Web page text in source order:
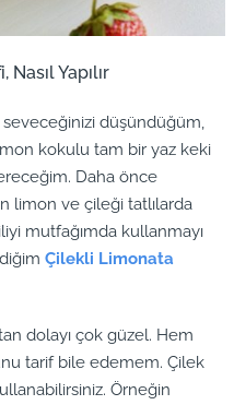
Yapılır
düşündüğüm,
kokulu tam bir yaz keki
Daha önce
limon ve çileği tatlılarda
mutfağımda kullanmayı
Çilekli Limonata
dolayı çok güzel. Hem
tarif bile edemem. Çilek
Örneğin